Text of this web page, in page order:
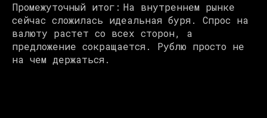
Промежуточный итог: На внутреннем рынке
сейчас сложилась идеальная буря. Спрос на
валюту растет со всех сторон, а
предложение сокращается. Рублю просто не
на чем держаться.